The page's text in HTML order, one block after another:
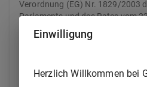
Verordnung (EG) Nr. 1829/2003
Parlaments und des Rates vom
genetisch veränderte
Verordnung (EG) Nr. 1830/2003
Einwilligung
Herzlich Willkommen bei